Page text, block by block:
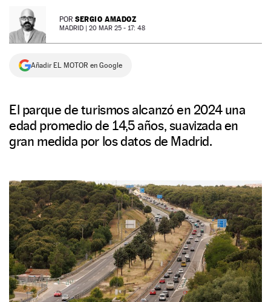
NEWSLETTER POR SERGIO AMADOZ
MADRID | 20 MAR 25 - 17: 48
Añadir EL MOTOR en Google
El parque de turismos alcanzó en 2024 una
edad promedio de 14,5 años, suavizada en
gran medida por los datos de Madrid.